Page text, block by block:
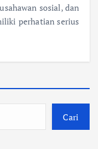
sosial, dan
perhatian serius
Cari